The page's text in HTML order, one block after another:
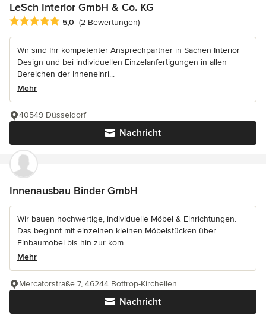
LeSch Interior GmbH & Co. KG
Durchschnittliche Bewertung: 5 von 5 Sternen
5,0 (2 Bewertungen)
Wir sind Ihr kompetenter Ansprechpartner in Sachen Interior
Design und bei individuellen Einzelanfertigungen in allen
Bereichen der Inneneinri...
Mehr
Nachricht
40549 Düsseldorf
Innenausbau Binder GmbH
Wir bauen hochwertige, individuelle Möbel & Einrichtungen.
Das beginnt mit einzelnen kleinen Möbelstücken über
Einbaumöbel bis hin zur kom...
Mehr
Nachricht
Mercatorstraße 7, 46244 Bottrop-Kirchellen